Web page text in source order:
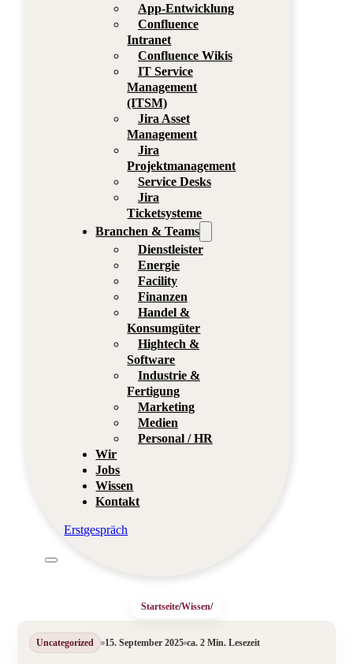
App-Entwicklung
Confluence
Intranet
Confluence Wikis
IT Service
Management
(ITSM)
Jira Asset
Management
Jira
Projektmanagement
Service Desks
Jira
Ticketsysteme
Branchen & Teams
Dienstleister
Energie
Facility
Finanzen
Handel &
Konsumgüter
Hightech &
Software
Industrie &
Fertigung
Marketing
Medien
Personal / HR
Wir
Jobs
Wissen
Kontakt
Erstgespräch
Startseite/Wissen/
Uncategorized 15. September 2025 ca. 2 Min. Lesezeit